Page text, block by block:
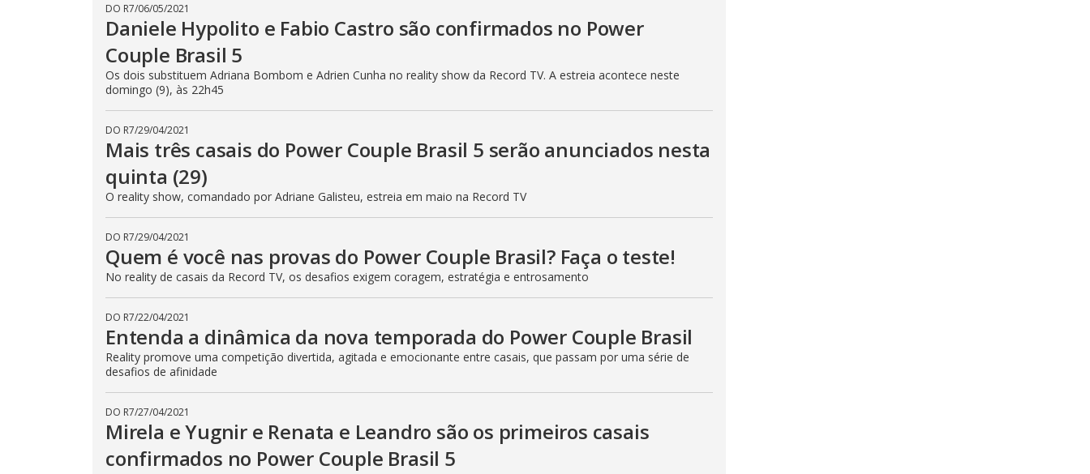
DO R7/06/05/2021
Daniele Hypolito e Fabio Castro são confirmados no Power
Couple Brasil 5
Os dois substituem Adriana Bombom e Adrien Cunha no reality show da Record TV. A estreia acontece neste
domingo (9), às 22h45
DO R7/29/04/2021
Mais três casais do Power Couple Brasil 5 serão anunciados nesta
quinta (29)
O reality show, comandado por Adriane Galisteu, estreia em maio na Record TV
DO R7/29/04/2021
Quem é você nas provas do Power Couple Brasil? Faça o teste!
No reality de casais da Record TV, os desafios exigem coragem, estratégia e entrosamento
DO R7/22/04/2021
Entenda a dinâmica da nova temporada do Power Couple Brasil
Reality promove uma competição divertida, agitada e emocionante entre casais, que passam por uma série de
desafios de afinidade
DO R7/27/04/2021
Mirela e Yugnir e Renata e Leandro são os primeiros casais
confirmados no Power Couple Brasil 5